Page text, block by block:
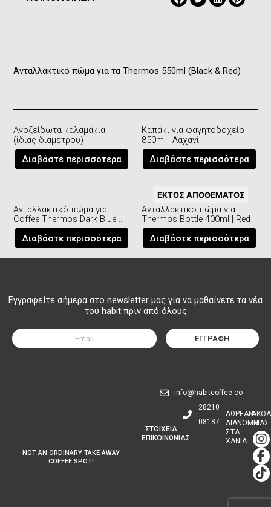
Aνταλλακτικό πώμα για τα Τhermos 550ml (Βlack & Red)
Ανοξείδωτα καλαμάκια
(ίδιας διαμέτρου)
Διαβάστε περισσότερα
Καπάκι για φαγητοδοχείο
850ml | Λαχανί
Διαβάστε περισσότερα
Ανταλλακτικό πώμα για
Coffee Thermos Dark Blue &
Dark Grey| 370ml
Διαβάστε περισσότερα
ΕΚΤΌΣ ΑΠΟΘΈΜΑΤΟΣ
Ανταλλακτικό πώμα για
Thermos Bottle 400ml | Red
Διαβάστε περισσότερα
Εγγραφείτε σήμερα στο newsletter μας για να μαθαίνετε τα νέα
του habit πριν από όλους
ΕΓΓΡΑΦΗ
NOT AN ORDINARY TAKE AWAY
COFFEE SPOT!
ΣΤΟΙΧΕΙΑ
ΕΠΙΚΟΙΝΩΝΙΑΣ
info@habitcoffee.co
28210
08187
∆ΩΡΕΑΝ
∆ΙΑΝΟΜΗ
ΣΤΑ
ΧΑΝΙΑ
ΜΑΣ
I
n
s
t
a
g
F
a
c
e
b
o
T
i
k
t
o
k